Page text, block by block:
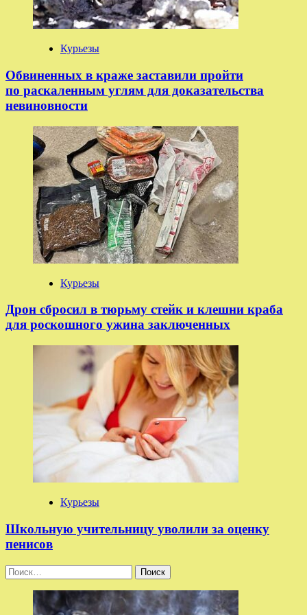
Курьезы
Обвиненных в краже заставили пройти
по раскаленным углям для доказательства
невиновности
Курьезы
Дрон сбросил в тюрьму стейк и клешни краба
для роскошного ужина заключенных
Курьезы
Школьную учительницу уволили за оценку
пенисов
Найти: